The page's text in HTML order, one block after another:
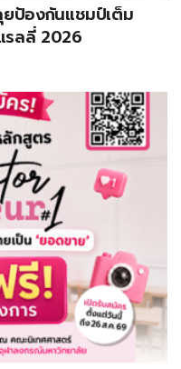
ป้องกันแชมป์เต็ม
รลลี่ 2026